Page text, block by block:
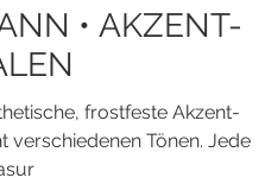
• AKZENT-
frostfeste Akzent-
verschiedenen Tönen. Jede